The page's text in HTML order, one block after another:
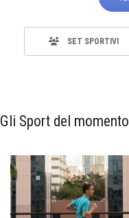
SET SPORTIVI
Gli Sport del momento